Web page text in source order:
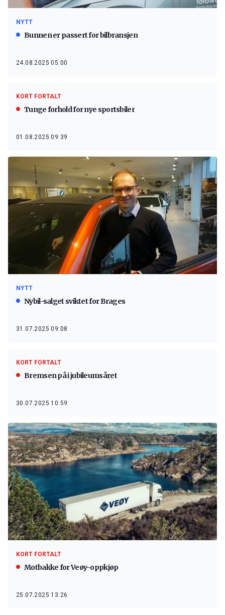
NYTT
Bunnen er passert for bilbransjen
24.08.2025 05:00
KORT FORTALT
Tunge forhold for nye sportsbiler
01.08.2025 09:39
NYTT
Nybil-salget sviktet for Brages
31.07.2025 09:08
KORT FORTALT
Bremsen på i jubileumsåret
30.07.2025 10:59
KORT FORTALT
Motbakke for Veøy-oppkjøp
25.07.2025 13:26